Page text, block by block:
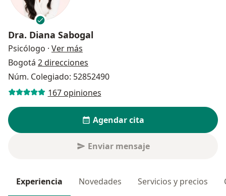
Dra. Diana Sabogal
Psicólogo · Ver más
Bogotá 2 direcciones
Núm. Colegiado: 52852490
167 opiniones
Agendar cita
Enviar mensaje
Experiencia Novedades Servicios y precios